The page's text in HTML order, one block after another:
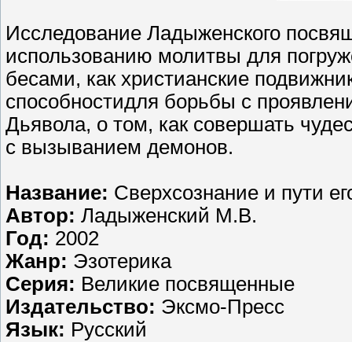
Исследование Ладыженского
использованию молитвы для
бесами, как христианские
способностидля борьбы с
Дьявола, о том, как совершать
с вызыванием демонов.
Название: Сверхсознание и пути
Автор: Ладыженский М.В.
Год: 2002
Жанр: Эзотерика
Серия: Великие посвященные
Издательство: Эксмо-Пресс
Язык: Русский